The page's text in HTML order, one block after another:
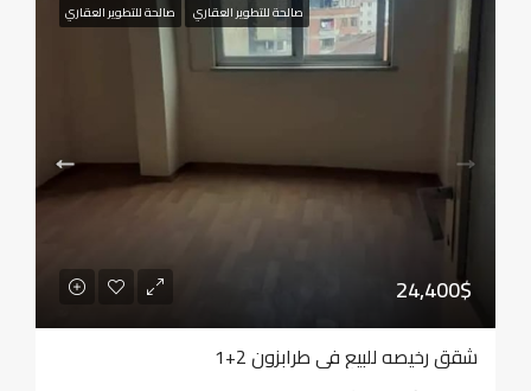
صالحة للتطوير العقاري صالحة للتطوير العقاري
24,400$
شقق رخيصه للبيع في طرابزون 2+1